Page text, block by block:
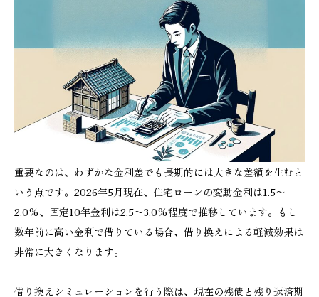
重要なのは、わずかな金利差でも長期的には大きな差額を生むと
いう点です。2026年5月現在、住宅ローンの変動金利は1.5〜
2.0%、固定10年金利は2.5〜3.0%程度で推移しています。もし
数年前に高い金利で借りている場合、借り換えによる軽減効果は
非常に大きくなります。
借り換えシミュレーションを行う際は、現在の残債と残り返済期